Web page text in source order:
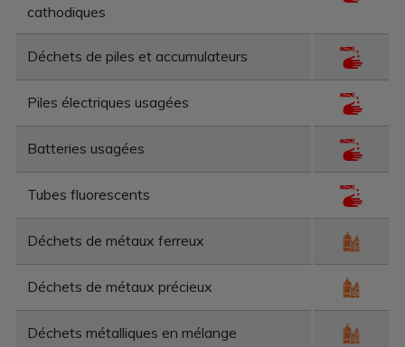
cathodiques
Déchets de piles et accumulateurs
Piles électriques usagées
Batteries usagées
Tubes fluorescents
Déchets de métaux ferreux
Déchets de métaux précieux
Déchets métalliques en mélange